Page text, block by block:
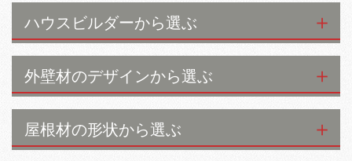
ハウスビルダーから選ぶ
外壁材のデザインから選ぶ
屋根材の形状から選ぶ